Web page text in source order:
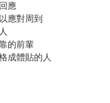
應
應對周到
的前輩
成體貼的人